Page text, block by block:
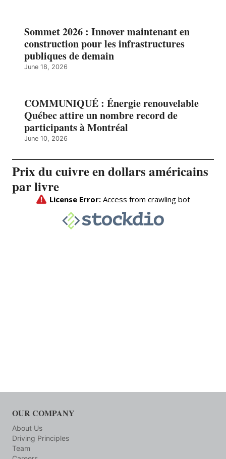
Sommet 2026 : Innover maintenant en
construction pour les infrastructures
publiques de demain
June 18, 2026
COMMUNIQUÉ : Énergie renouvelable
Québec attire un nombre record de
participants à Montréal
June 10, 2026
Prix du cuivre en dollars américains
par livre
OUR COMPANY
About Us
Driving Principles
Team